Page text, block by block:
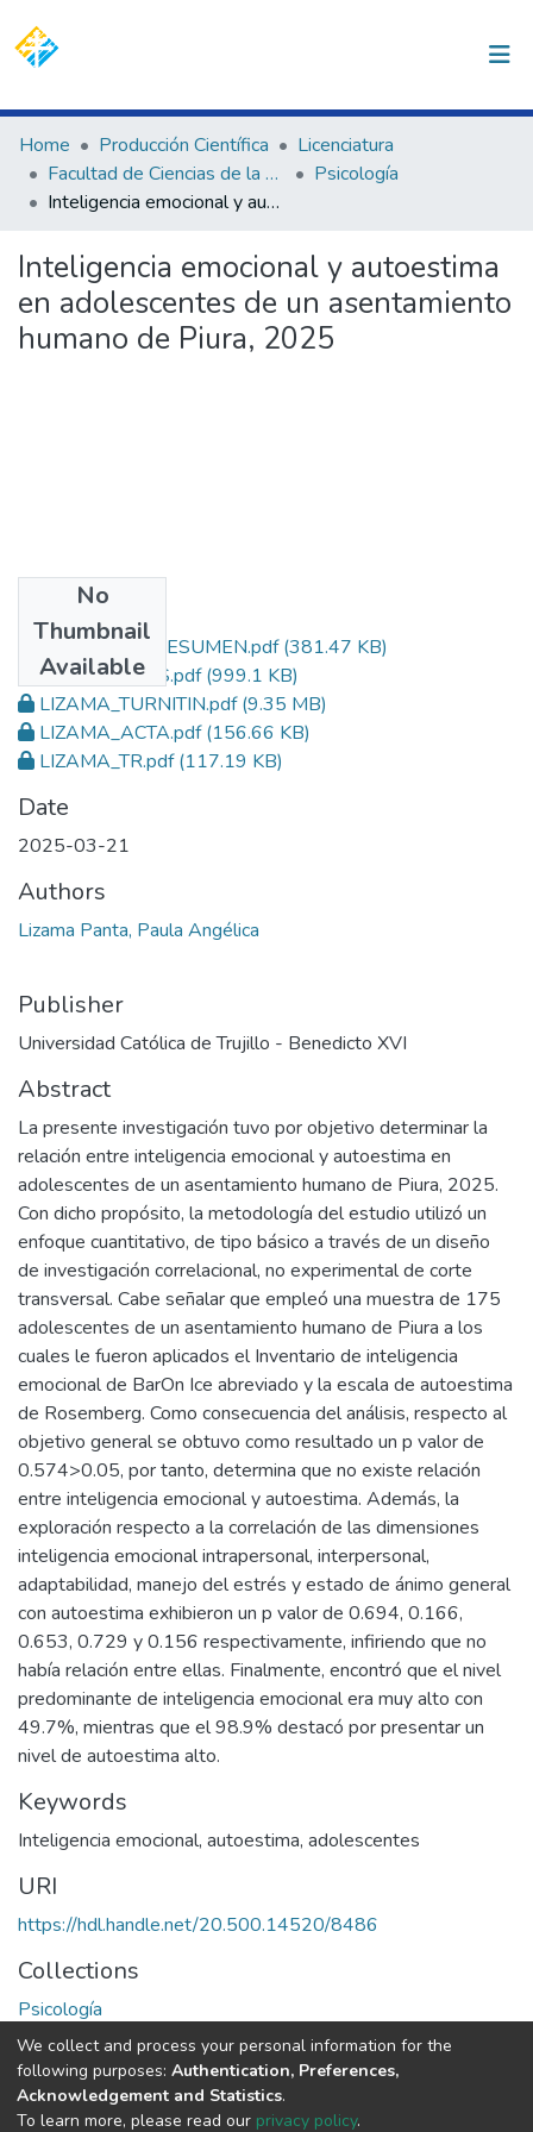
(current)
Communities & Collections
All of DSpace
Home Producción Científica
Licenciatura
Facultad de Ciencias de la Salud
Psicología
Inteligencia emocional y autoestima en adolescentes de un asentamiento humano de Piura, 2025
Inteligencia emocional y autoestima
en adolescentes de un asentamiento
humano de Piura, 2025
No
Thumbnail
Available
LIZAMA_TESIS RESUMEN.pdf(381.47 KB)
LIZAMA_TESIS.pdf(999.1 KB)
LIZAMA_TURNITIN.pdf(9.35 MB)
LIZAMA_ACTA.pdf(156.66 KB)
LIZAMA_TR.pdf(117.19 KB)
Date
2025-03-21
Authors
Lizama Panta, Paula Angélica
Publisher
Universidad Católica de Trujillo - Benedicto XVI
Abstract
La presente investigación tuvo por objetivo determinar la
relación entre inteligencia emocional y autoestima en
adolescentes de un asentamiento humano de Piura, 2025.
Con dicho propósito, la metodología del estudio utilizó un
enfoque cuantitativo, de tipo básico a través de un diseño
de investigación correlacional, no experimental de corte
transversal. Cabe señalar que empleó una muestra de 175
adolescentes de un asentamiento humano de Piura a los
cuales le fueron aplicados el Inventario de inteligencia
emocional de BarOn Ice abreviado y la escala de autoestima
de Rosemberg. Como consecuencia del análisis, respecto al
objetivo general se obtuvo como resultado un p valor de
0.574>0.05, por tanto, determina que no existe relación
entre inteligencia emocional y autoestima. Además, la
exploración respecto a la correlación de las dimensiones
inteligencia emocional intrapersonal, interpersonal,
adaptabilidad, manejo del estrés y estado de ánimo general
con autoestima exhibieron un p valor de 0.694, 0.166,
0.653, 0.729 y 0.156 respectivamente, infiriendo que no
había relación entre ellas. Finalmente, encontró que el nivel
predominante de inteligencia emocional era muy alto con
49.7%, mientras que el 98.9% destacó por presentar un
nivel de autoestima alto.
Keywords
Inteligencia emocional, autoestima, adolescentes
URI
https://hdl.handle.net/20.500.14520/8486
Collections
Psicología
Full item page
We collect and process your personal information for the
following purposes: Authentication, Preferences,
Acknowledgement and Statistics.
To learn more, please read our privacy policy.